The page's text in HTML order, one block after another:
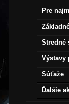
Pre
Stredné
Výstavy
Súťaže
Ďalšie